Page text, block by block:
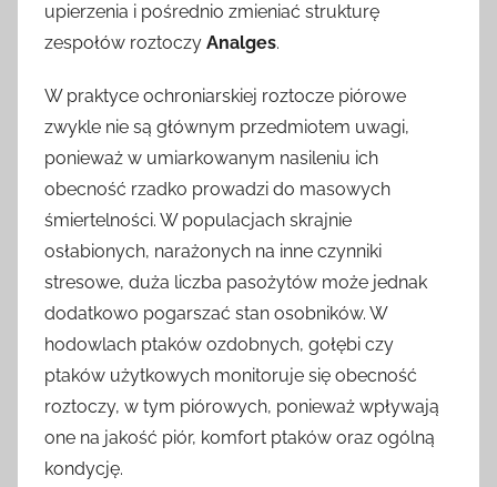
upierzenia i pośrednio zmieniać strukturę
zespołów roztoczy Analges.
W praktyce ochroniarskiej roztocze piórowe
zwykle nie są głównym przedmiotem uwagi,
ponieważ w umiarkowanym nasileniu ich
obecność rzadko prowadzi do masowych
śmiertelności. W populacjach skrajnie
osłabionych, narażonych na inne czynniki
stresowe, duża liczba pasożytów może jednak
dodatkowo pogarszać stan osobników. W
hodowlach ptaków ozdobnych, gołębi czy
ptaków użytkowych monitoruje się obecność
roztoczy, w tym piórowych, ponieważ wpływają
one na jakość piór, komfort ptaków oraz ogólną
kondycję.